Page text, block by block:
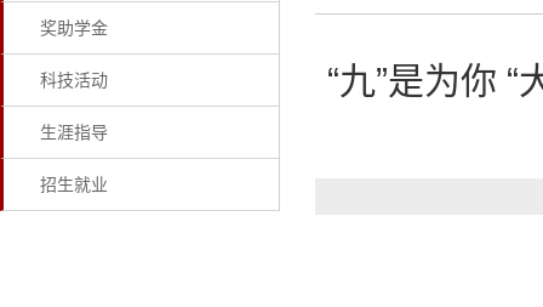
奖助学金
科技活动
生涯指导
招生就业
“九”是为你